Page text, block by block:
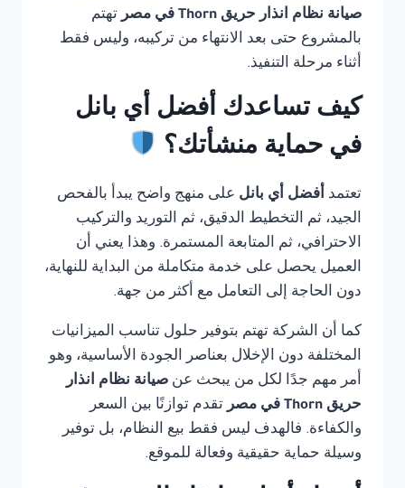
صيانة نظام انذار حريق Thorn في مصر
تهتم
بالمشروع حتى بعد الانتهاء من تركيبه، وليس فقط
أثناء مرحلة التنفيذ.
كيف تساعدك أفضل أي بانل
في حماية منشأتك؟
تعتمد أفضل أي بانل على منهج واضح يبدأ بالفحص
الجيد، ثم التخطيط الدقيق، ثم التوريد والتركيب
الاحترافي، ثم المتابعة المستمرة. وهذا يعني أن
العميل يحصل على خدمة متكاملة من البداية للنهاية،
دون الحاجة إلى التعامل مع أكثر من جهة.
كما أن الشركة تهتم بتوفير حلول تناسب الميزانيات
المختلفة دون الإخلال بعناصر الجودة الأساسية، وهو
أمر مهم جدًا لكل من يبحث عن صيانة نظام انذار
حريق Thorn في مصر
تقدم توازنًا بين السعر
والكفاءة. فالهدف ليس فقط بيع النظام، بل توفير
وسيلة حماية حقيقية وفعالة للموقع.